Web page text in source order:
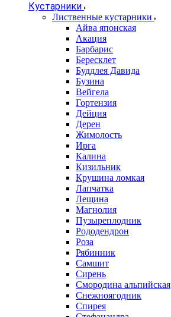
Кустарники
Лиственные кустарники
Айва японская
Акация
Барбарис
Бересклет
Буддлея Давида
Бузина
Вейгела
Гортензия
Дейция
Дерен
Жимолость
Ирга
Калина
Кизильник
Крушина ломкая
Лапчатка
Лещина
Магнолия
Пузыреплодник
Рододендрон
Роза
Рябинник
Самшит
Сирень
Смородина альпийская
Снежноягодник
Спирея